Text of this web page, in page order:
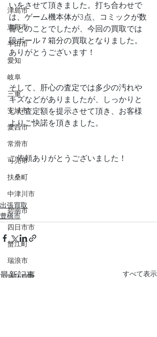
津島市
恵那市
半田市
愛知
岐阜
三重
安城市
愛西市
常滑市
可児市
扶桑町
中津川市
碧南市
四日市市
蟹江町
瑞浪市
持込買取
いをさせて頂きました。打ち合わせで
は、ゲーム機本体が3点、コミックが数
冊とのことでしたが、今回の買取では
段ボール７箱分の買取となりました。
ありがとうございます！
そして、肝心の査定では多少の汚れや
キズなどがありましたが、しっかりと
した査定額を提示させて頂き、お客様
よりご快諾を頂きました。
ご依頼ありがとうございました！
出張買取
豊橋市
最新記事 すべて表示